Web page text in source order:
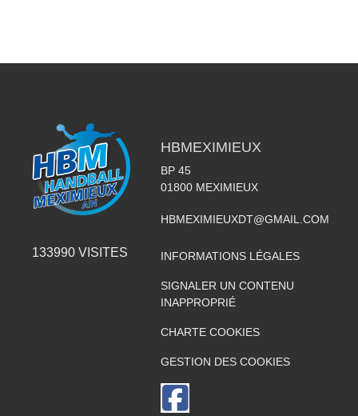
133990 VISITES
HBMEXIMIEUX
BP 45
01800 MEXIMIEUX
HBMEXIMIEUXDT@GMAIL.COM
INFORMATIONS LÉGALES
SIGNALER UN CONTENU
INAPPROPRIÉ
CHARTE COOKIES
GESTION DES COOKIES